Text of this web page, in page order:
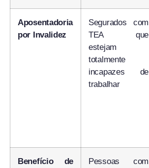
Aposentadoria
por Invalidez
Segurados com
TEA que
estejam
totalmente
incapazes de
trabalhar
Benefício de
Pessoas com